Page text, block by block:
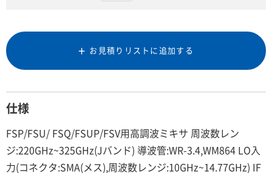
お見積りリストに追加する
仕様
FSP/FSU/ FSQ/FSUP/FSV用高調波ミキサ 周波数レン
ジ:220GHz~325GHz(Jバンド) 導波管:WR-3.4,WM864 LO入
力(コネクタ:SMA(メス),周波数レンジ:10GHz~14.77GHz) IF